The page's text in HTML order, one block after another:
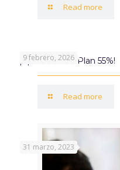
Read more
9 febrero, 2026
¡Aprovechá el Plan 55%!
Read more
31 marzo, 2023